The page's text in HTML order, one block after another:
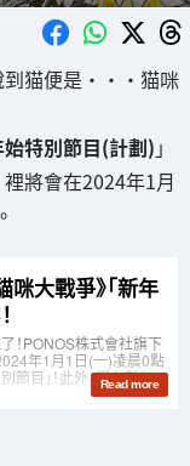
猫便是・・・猫咪
特別節目(計劃) 」
裡將會在2024年1月